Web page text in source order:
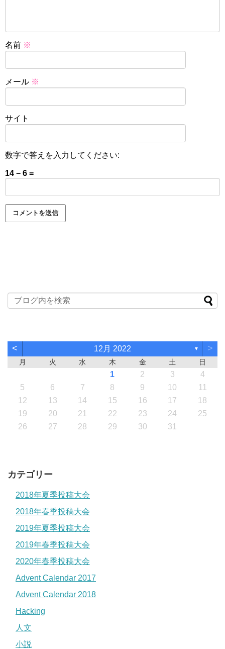
名前 ※
メール ※
サイト
数字で答えを入力してください:
14 − 6 =
< 12月 2022 ▼ >
月 火 水 木 金 土 日
1 2 3
4
5
6 7 8 9 10
11
12
13 14 15 16 17
18
19
20 21 22 23 24
25
26
27 28 29 30 31
カテゴリー
2018年夏季投稿大会
2018年春季投稿大会
2019年夏季投稿大会
2019年春季投稿大会
2020年春季投稿大会
Advent Calendar 2017
Advent Calendar 2018
Hacking
人文
小説